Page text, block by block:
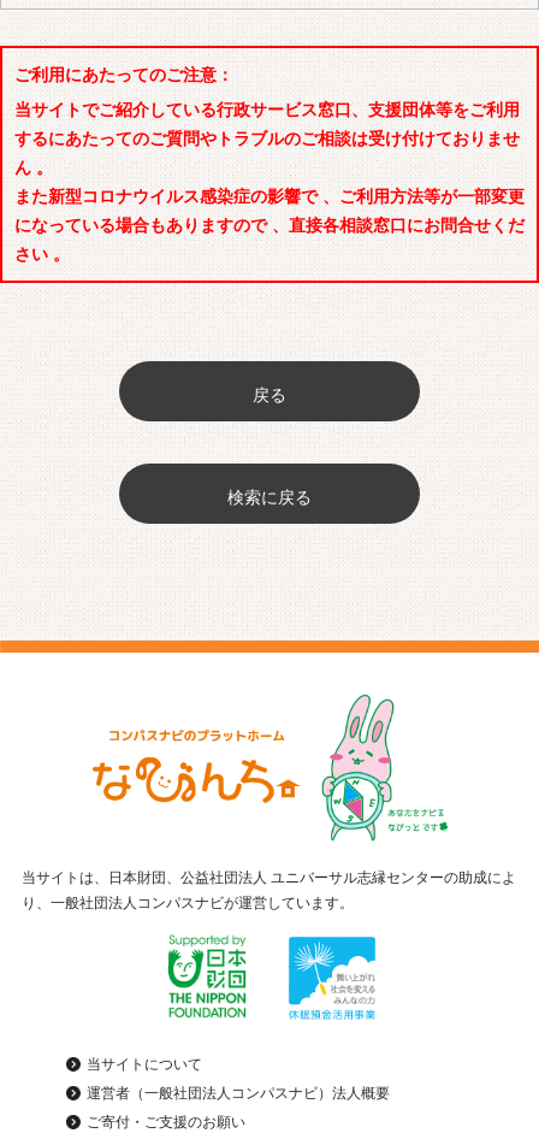
ご利用にあたってのご注意：
当サイトでご紹介している行政サービス窓口、支援団体等をご利用
するにあたってのご質問やトラブルのご相談は受け付けておりませ
ん 。
また新型コロナウイルス感染症の影響で 、ご利用方法等が一部変更
になっている場合もありますので 、直接各相談窓口にお問合せくだ
さい 。
戻る
検索に戻る
当サイトは、日本財団、公益社団法人 ユニバーサル志縁センターの助成によ
り、一般社団法人コンパスナビが運営しています。
当サイトについて
運営者（一般社団法人コンパスナビ）法人概要
ご寄付・ご支援のお願い